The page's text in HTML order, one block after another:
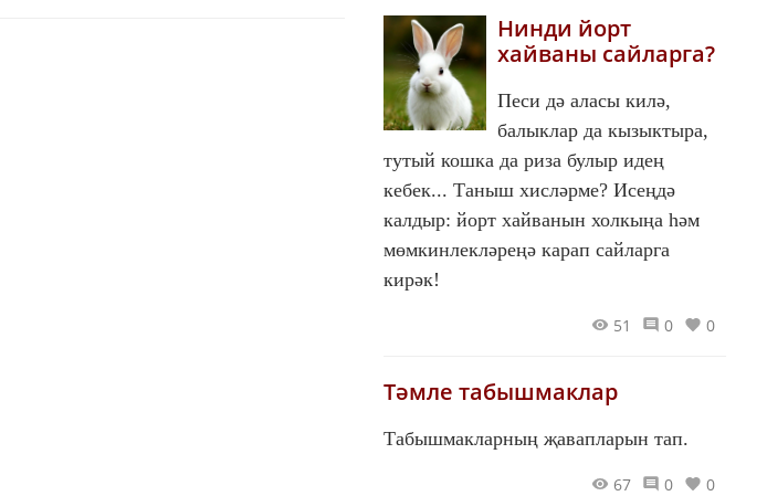
Нинди йорт
хайваны сайларга?
Песи дә аласы килә,
балыклар да кызыктыра,
тутый кошка да риза булыр идең
кебек... Таныш хисләрме? Исеңдә
калдыр: йорт хайванын холкыңа һәм
мөмкинлекләреңә карап сайларга
кирәк!
51 0 0
Тәмле табышмаклар
Табышмакларның җавапларын тап.
67 0 0